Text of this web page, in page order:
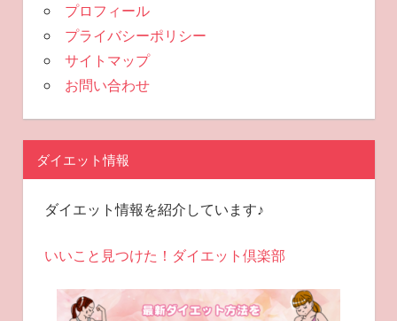
プロフィール
プライバシーポリシー
サイトマップ
お問い合わせ
ダイエット情報
ダイエット情報を紹介しています♪
いいこと見つけた！ダイエット倶楽部